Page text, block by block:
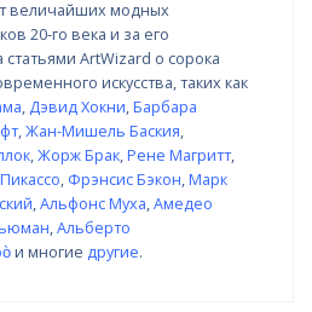
величайших модных
20-го века и за его
ArtWizard о сорока
искусства, таких как
, Дэвид Хокни,Барбара
,Жан-Мишель Баския,
,Жорж Брак,Рене Магритт,
, Фрэнсис Бэкон,Марк
,Альфонс Муха,Амедео
,Альберто
и многие другие.